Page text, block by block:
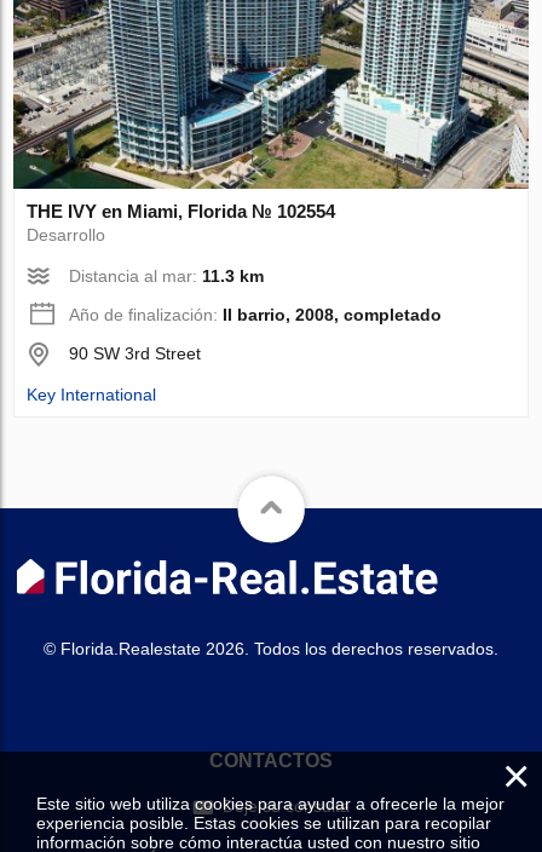
THE IVY en Miami, Florida № 102554
Desarrollo
Distancia al mar: 11.3 km
Año de finalización: II barrio, 2008, completado
90 SW 3rd Street
Key International
© Florida.Realestate 2026. Todos los derechos reservados.
CONTACTOS
Deje su consulta
×
Este sitio web utiliza cookies para ayudar a ofrecerle la mejor
experiencia posible. Estas cookies se utilizan para recopilar
información sobre cómo interactúa usted con nuestro sitio